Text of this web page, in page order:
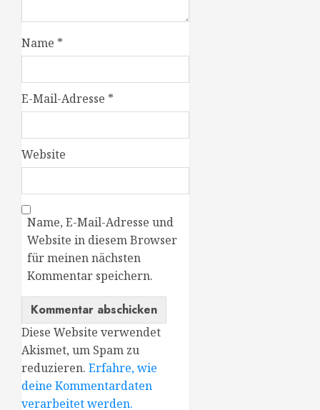
Name *
E-Mail-Adresse *
Website
Name, E-Mail-Adresse und
Website in diesem Browser
für meinen nächsten
Kommentar speichern.
Diese Website verwendet
Akismet, um Spam zu
reduzieren. Erfahre, wie
deine Kommentardaten
verarbeitet werden.